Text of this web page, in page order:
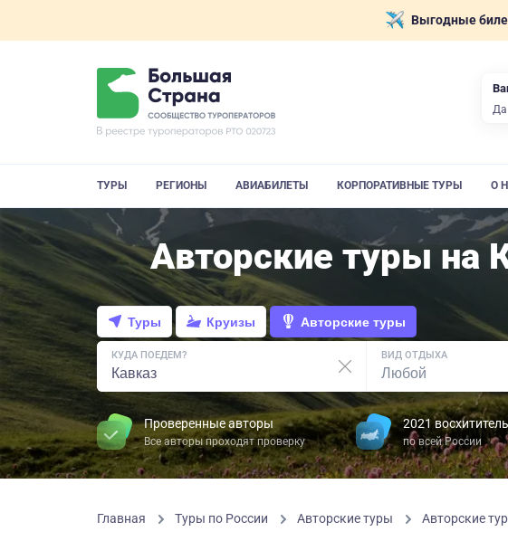
Выгодные
ТУРЫ РЕГИОНЫ АВИАБИЛЕТЫ КОРПОРАТИВНЫЕ ТУРЫ О
Авторские туры на
Туры Круизы Авторские туры
КУДА ПОЕДЕМ? ВИД ОТДЫХА
Проверенные авторы
Все авторы проходят проверку
2021
по всей России
Главная Туры по России Авторские туры Авторские
Да